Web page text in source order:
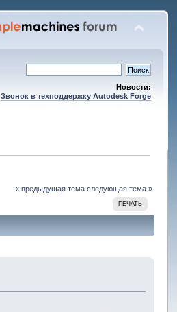
Новости:
Звонок в техподдержку Autodesk Forge
« предыдущая тема следующая тема »
ПЕЧАТЬ